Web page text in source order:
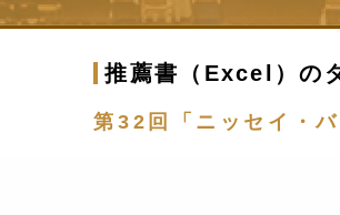
推薦書（Excel）の
第32回「ニッセイ・